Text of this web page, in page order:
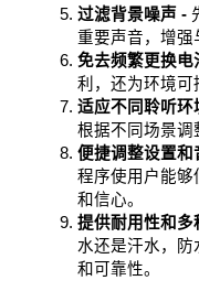
过滤背景噪声 -
重要声音，增强
免去频繁更换电
利，还为环境可
适应不同聆听
根据不同场景调
便捷调整设置和
程序使用户能够
和信心。
提供耐用性和
水还是汗水，
和可靠性。